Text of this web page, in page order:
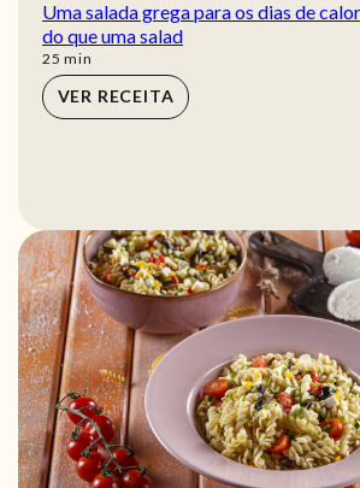
Uma salada grega para os dias de
do que uma salad
25 min
min
VER RECEITA